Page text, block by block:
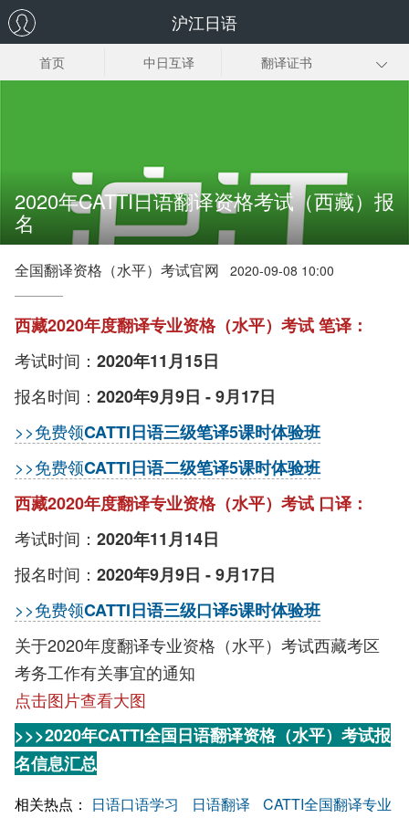
沪江日语
首页 中日互译 翻译证书
2020年CATTI日语翻译资格考试（西藏）报
名
全国翻译资格（水平）考试官网 2020-09-08 10:00
西藏2020年度翻译专业资格（水平）考试 笔译：
考试时间： 2020年11月15日
报名时间： 2020年9月9日 - 9月17日
>>免费领CATTI日语三级笔译5课时体验班
>>免费领CATTI日语二级笔译5课时体验班
西藏2020年度翻译专业资格（水平）考试 口译：
考试时间： 2020年11月14日
报名时间： 2020年9月9日 - 9月17日
>>免费领CATTI日语三级口译5课时体验班
关于2020年度翻译专业资格（水平）考试西藏考区
考务工作有关事宜的通知
点击图片查看大图
>>>2020年CATTI全国日语翻译资格（水平）考试报
名信息汇总
相关热点： 日语口语学习 日语翻译
CATTI全国翻译专业